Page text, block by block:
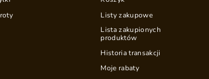
Listy zakupowe
Lista zakupionych
produktów
Historia transakcji
Moje rabaty